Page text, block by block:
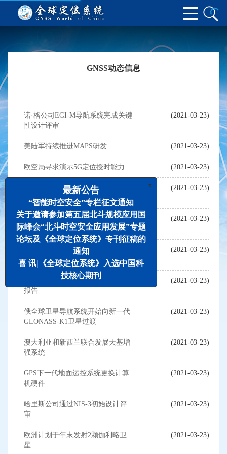
GNSS动态信息
诺·格公司EGI-M导航系统完成关键
性设计评审
(2021-03-23)
美陆军持续推进MAPS研发 (2021-03-23)
欧空局寻求演示5G定位授时能力 (2021-03-23)
美军推进M码应用，实施运行控制
系统升级
(2021-03-23)
欧空局继续推进低成本可重复使用
的火箭发动机
(2021-03-23)
电子部件短缺或将影响GLONASS
系统性能
(2021-03-23)
美国国土安全部发布PNT备份能力
报告
(2021-03-23)
俄全球卫星导航系统开始向新一代
GLONASS-K1卫星过渡
(2021-03-23)
澳大利亚和新西兰联合发展天基增
强系统
(2021-03-23)
GPS下一代地面运控系统更换计算
机硬件
(2021-03-23)
哈里斯公司通过NIS-3初始设计评
审
(2021-03-23)
欧洲计划于年末发射2颗伽利略卫
星
(2021-03-23)
x
最新公告
“智能时空安全”专栏征文通知
关于邀请参加第五届北斗规模应用国
际峰会“北斗时空安全应用发展”专题
论坛及《全球定位系统》专刊征稿的
通知
喜 讯|《全球定位系统》入选中国科
技核心期刊